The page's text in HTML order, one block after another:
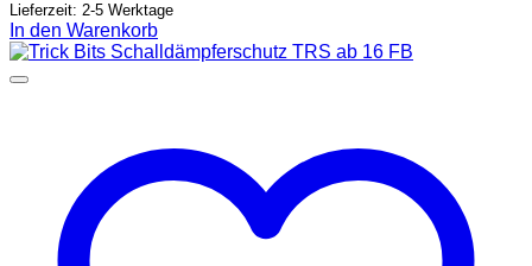
Lieferzeit: 2-5 Werktage
In den Warenkorb